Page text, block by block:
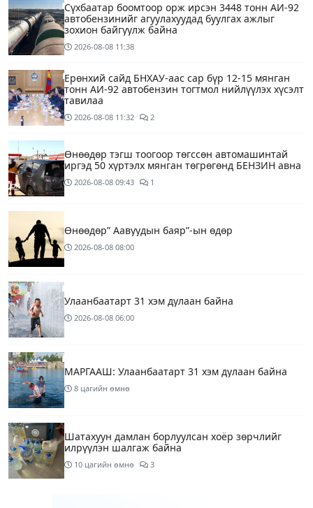
Сүхбаатар боомтоор орж ирсэн 3448 тонн АИ-92
автобензинийг агуулахуудад буулгах ажлыг
зохион байгуулж байна
2026-08-08 11:38
Ерөнхий сайд БНХАУ-аас сар бүр 12-15 мянган
тонн АИ-92 автобензин тогтмол нийлүүлэх хүсэлт
тавилаа
2026-08-08 11:32 2
Өнөөдөр тэгш тоогоор төгссөн автомашинтай
иргэд 50 хүртэлх мянган төгрөгөнд БЕНЗИН авна
2026-08-08 09:43 1
Өнөөдөр” Аавуудын баяр”-ын өдөр
2026-08-08 08:00
Улаанбаатарт 31 хэм дулаан байна
2026-08-08 06:00
МАРГААШ: Улаанбаатарт 31 хэм дулаан байна
8 цагийн өмнө
Шатахуун дамлан борлуулсан хоёр зөрчлийг
илрүүлэн шалгаж байна
10 цагийн өмнө 3